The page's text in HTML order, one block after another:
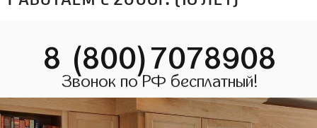
8 (800)7078908
Звонок по РФ бесплатный!